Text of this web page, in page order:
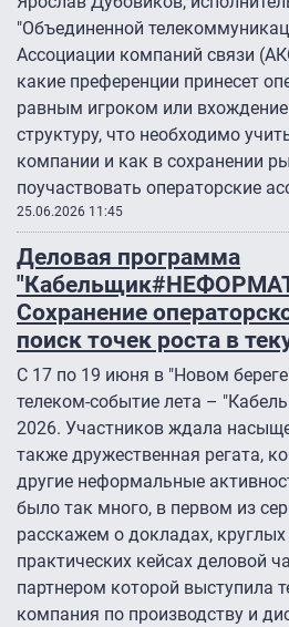
"Объединенной
Ассоциации компаний связи
какие преференции принесет
равным игроком или
структуру, что необходимо
компании и как в сохранении
поучаствовать операторские
25.06.2026 11:45
Деловая программа
Сохранение
поиск точек роста в
С 17 по 19 июня в "Новом
телеком-событие лета –
2026. Участников ждала
также дружественная регата,
другие неформальные
было так много, в первом из
расскажем о докладах, круглых
практических кейсах деловой
партнером которой выступила
компания по производству и